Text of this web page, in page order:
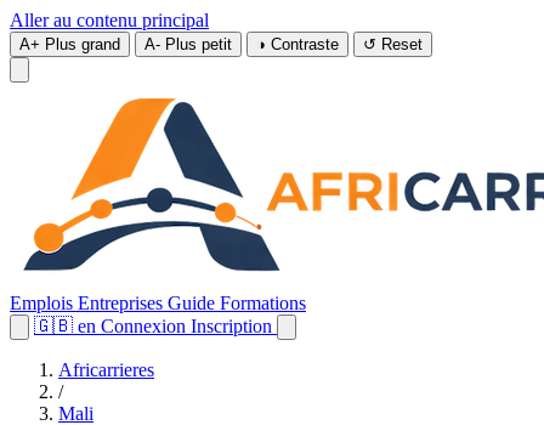
Aller au contenu principal
A+ Plus grand A- Plus petit ◑ Contraste ↺ Reset
Emplois Entreprises Guide Formations
🇬🇧 en Connexion Inscription
Africarrieres
/
Mali